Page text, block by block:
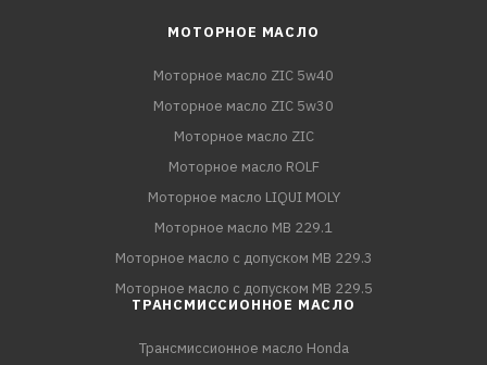
МОТОРНОЕ МАСЛО
Моторное масло ZIC 5w40
Моторное масло ZIC 5w30
Моторное масло ZIC
Моторное масло ROLF
Моторное масло LIQUI MOLY
Моторное масло MB 229.1
Моторное масло с допуском MB 229.3
Моторное масло с допуском MB 229.5
ТРАНСМИССИОННОЕ МАСЛО
Трансмиссионное масло Honda